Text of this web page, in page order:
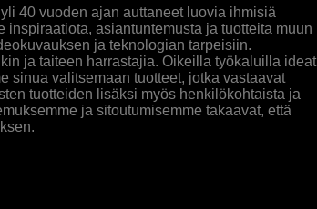
40 vuoden ajan auttaneet luovia ihmisiä
inspiraatiota, asiantuntemusta ja tuotteita muun
ja teknologian tarpeisiin.
ja taiteen harrastajia. Oikeilla työkaluilla ideat
sinua valitsemaan tuotteet, jotka vastaavat
tuotteiden lisäksi myös henkilökohtaista ja
ja sitoutumisemme takaavat, että